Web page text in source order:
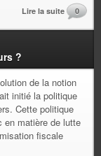
Lire la suite 0
?
de la notion
initié la politique
Cette politique
en matière de lutte
fiscale